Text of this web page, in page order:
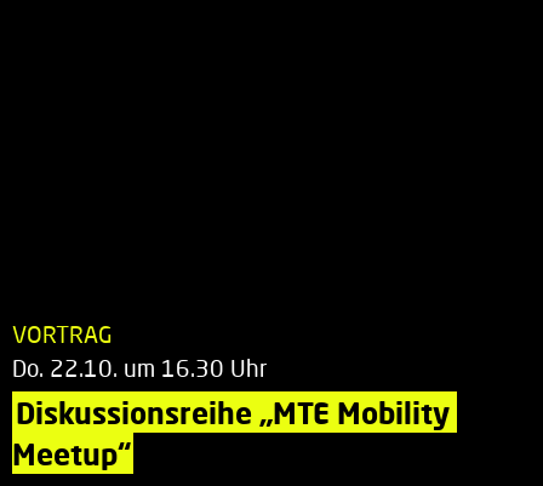
VORTRAG
Do. 22.10. um 16.30 Uhr
Diskussionsreihe „MTE Mobility
Meetup“